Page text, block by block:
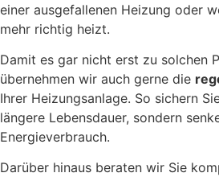
einer ausgefallenen Heizung oder
mehr richtig heizt.
Damit es gar nicht erst zu solchen
übernehmen wir auch gerne die
Ihrer Heizungsanlage. So sichern
längere Lebensdauer, sondern
Energieverbrauch.
Darüber hinaus beraten wir Sie